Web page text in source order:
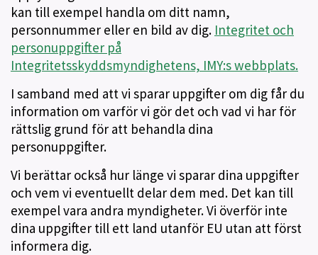
kan till exempel handla om ditt namn,
personnummer eller en bild av dig. Integritet och
personuppgifter på
Integritetsskyddsmyndighetens, IMY:s webbplats.
I samband med att vi sparar uppgifter om dig får du
information om varför vi gör det och vad vi har för
rättslig grund för att behandla dina
personuppgifter.
Vi berättar också hur länge vi sparar dina uppgifter
och vem vi eventuellt delar dem med. Det kan till
exempel vara andra myndigheter. Vi överför inte
dina uppgifter till ett land utanför EU utan att först
informera dig.